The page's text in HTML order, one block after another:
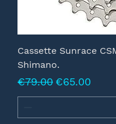
Cassette Sunrace
Shimano.
Normale prijs
€79.00 Verkoopprijs
€65.00